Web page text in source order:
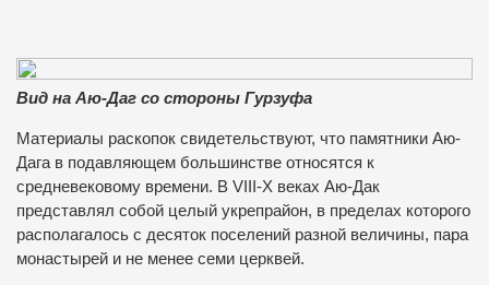
Вид на Аю-Даг со стороны Гурзуфа
Материалы раскопок свидетельствуют, что памятники Аю-
Дага в подавляющем большинстве относятся к
средневековому времени. В VIII-X веках Аю-Дак
представлял собой целый укрепрайон, в пределах которого
располагалось с десяток поселений разной величины, пара
монастырей и не менее семи церквей.